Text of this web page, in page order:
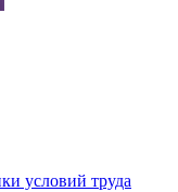
условий труда